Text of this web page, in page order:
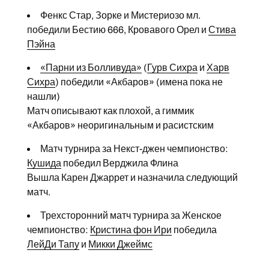
Фенкс Стар, Зорке и Мистериозо мл.
победили Бестию 666, Кровавого Орел и Стива
Пэйна
«Парни из Болливуда» (Гурв Сихра и Харв
Сихра) победили «Акбаров» (имена пока не
нашли)
Матч описывают как плохой, а гиммик
«Акбаров» неоригинальным и расистским
Матч турнира за Некст-джен чемпионство:
Кушида победил Верджила Флина
Вышла Карен Джаррет и назначила следующий
матч.
Трехсторонний матч турнира за Женское
чемпионство: Кристина фон Ири победила
ЛейДи Тапуи Микки Джеймс